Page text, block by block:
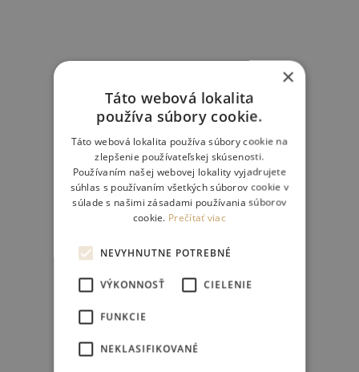
×
Táto webová lokalita
používa súbory cookie.
Táto webová lokalita používa súbory cookie na
zlepšenie používateľskej skúsenosti.
Používaním našej webovej lokality vyjadrujete
súhlas s používaním všetkých súborov cookie v
súlade s našimi zásadami používania súborov
cookie. Prečítať viac
NEVYHNUTNE POTREBNÉ
VÝKONNOSŤ CIELENIE
FUNKCIE
NEKLASIFIKOVANÉ